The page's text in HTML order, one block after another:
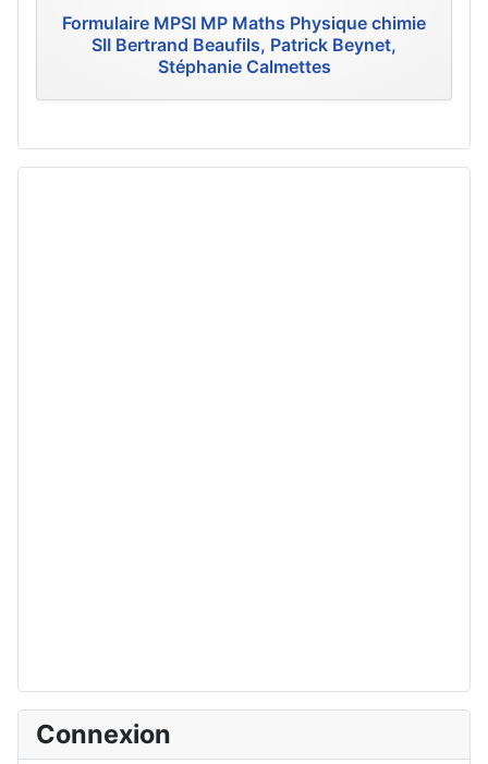
Formulaire MPSI MP Maths Physique chimie
SII Bertrand Beaufils, Patrick Beynet,
Stéphanie Calmettes
Connexion